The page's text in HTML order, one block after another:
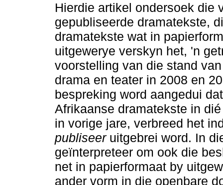
Hierdie artikel ondersoek die
gepubliseerde dramatekste,
dramatekste wat in
uitgewerye verskyn het, 'n
voorstelling van die stand
drama en teater in 2008 en
bespreking word aangedui
Afrikaanse dramatekste in
in vorige jare, verbreed het
publiseeruitgebrei word. In
geïnterpreteer om ook die
net in papierformaat by
ander vorm in die openbare